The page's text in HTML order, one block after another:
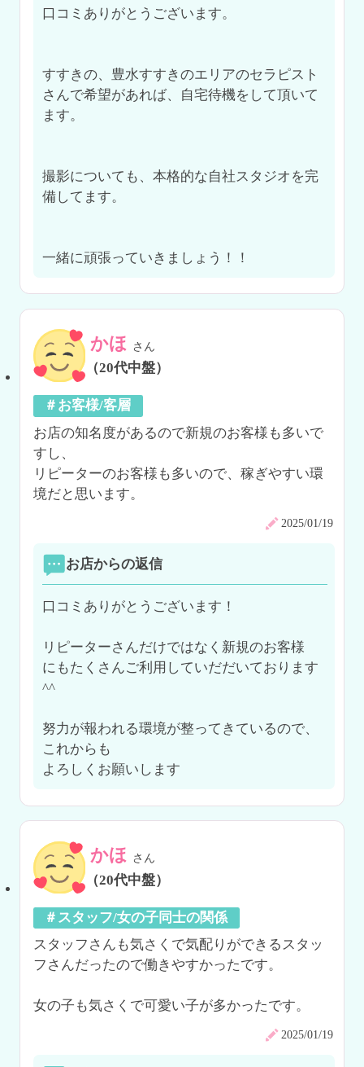
口コミありがとうございます。
すすきの、豊水すすきのエリアのセラピスト
さんで希望があれば、自宅待機をして頂いて
ます。
撮影についても、本格的な自社スタジオを完
備してます。
一緒に頑張っていきましょう！！
かほ さん
（20代中盤）
＃お客様/客層
お店の知名度があるので新規のお客様も多いで
すし、
リピーターのお客様も多いので、稼ぎやすい環
境だと思います。
2025/01/19
お店からの返信
口コミありがとうございます！
リピーターさんだけではなく新規のお客様
にもたくさんご利用していだだいております
^^
努力が報われる環境が整ってきているので、
これからも
かほ さん
（20代中盤）
＃スタッフ/女の子同士の関係
スタッフさんも気さくで気配りができるスタッ
フさんだったので働きやすかったです。
女の子も気さくで可愛い子が多かったです。
2025/01/19